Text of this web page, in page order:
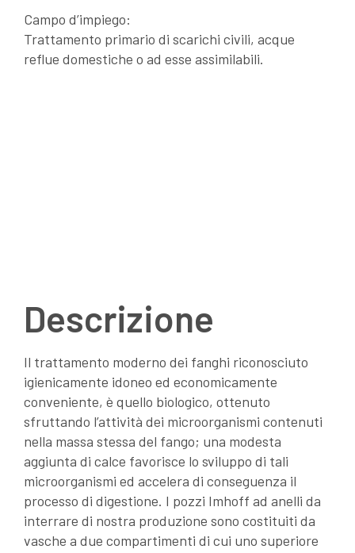
Campo d’impiego:
Trattamento primario di scarichi civili, acque
reflue domestiche o ad esse assimilabili.
Descrizione
Il trattamento moderno dei fanghi riconosciuto
igienicamente idoneo ed economicamente
conveniente, è quello biologico, ottenuto
sfruttando l’attività dei microorganismi contenuti
nella massa stessa del fango; una modesta
aggiunta di calce favorisce lo sviluppo di tali
microorganismi ed accelera di conseguenza il
processo di digestione. I pozzi Imhoff ad anelli da
interrare di nostra produzione sono costituiti da
vasche a due compartimenti di cui uno superiore